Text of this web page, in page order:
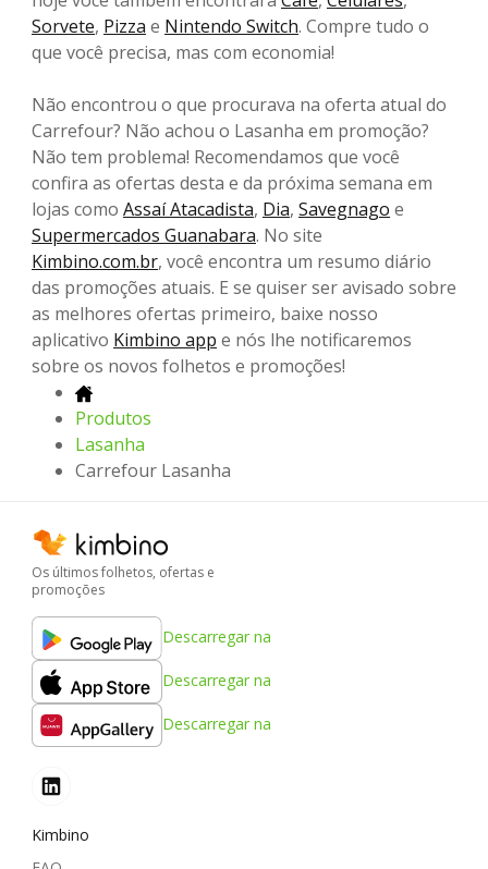
Sorvete, Pizza e Nintendo Switch. Compre tudo o
que você precisa, mas com economia!
Não encontrou o que procurava na oferta atual do
Carrefour? Não achou o Lasanha em promoção?
Não tem problema! Recomendamos que você
confira as ofertas desta e da próxima semana em
lojas como Assaí Atacadista, Dia, Savegnago e
Supermercados Guanabara. No site
Kimbino.com.br, você encontra um resumo diário
das promoções atuais. E se quiser ser avisado sobre
as melhores ofertas primeiro, baixe nosso
aplicativo Kimbino app e nós lhe notificaremos
sobre os novos folhetos e promoções!
Produtos
Lasanha
Carrefour Lasanha
Os últimos folhetos, ofertas e
promoções
Descarregar na
Descarregar na
Descarregar na
Kimbino